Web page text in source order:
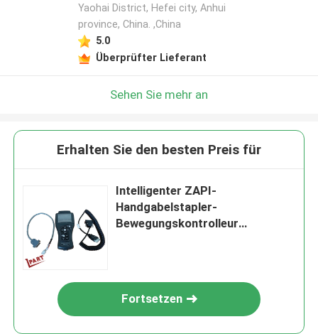
Yaohai District, Hefei city, Anhui
province, China. ,China
5.0
Überprüfter Lieferant
Sehen Sie mehr an
Erhalten Sie den besten Preis für
Intelligenter ZAPI-
Handgabelstapler-
Bewegungskontrolleur
Fortsetzen